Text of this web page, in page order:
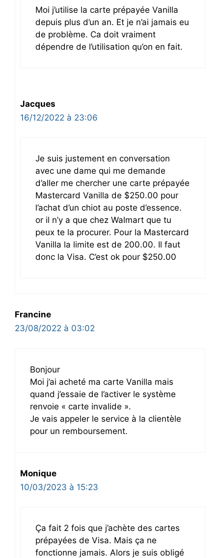
Moi j’utilise la carte prépayée Vanilla
depuis plus d’un an. Et je n’ai jamais eu
de problème. Ca doit vraiment
dépendre de l’utilisation qu’on en fait.
Jacques
16/12/2022 à 23:06
Je suis justement en conversation
avec une dame qui me demande
d’aller me chercher une carte prépayée
Mastercard Vanilla de $250.00 pour
l’achat d’un chiot au poste d’essence.
or il n’y a que chez Walmart que tu
peux te la procurer. Pour la Mastercard
Vanilla la limite est de 200.00. Il faut
donc la Visa. C’est ok pour $250.00
Francine
23/08/2022 à 03:02
Bonjour
Moi j’ai acheté ma carte Vanilla mais
quand j’essaie de l’activer le système
renvoie « carte invalide ».
Je vais appeler le service à la clientèle
pour un remboursement.
Monique
10/03/2023 à 15:23
Ça fait 2 fois que j’achète des cartes
prépayées de Visa. Mais ça ne
fonctionne jamais. Alors je suis obligé